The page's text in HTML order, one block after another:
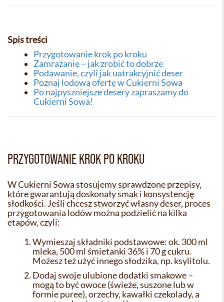
Spis treści
Przygotowanie krok po kroku
Zamrażanie – jak zrobić to dobrze
Podawanie, czyli jak uatrakcyjnić deser
Poznaj lodową ofertę w Cukierni Sowa
Po najpyszniejsze desery zapraszamy do
Cukierni Sowa!
PRZYGOTOWANIE KROK PO KROKU
W Cukierni Sowa stosujemy sprawdzone przepisy,
które gwarantują doskonały smak i konsystencję
słodkości. Jeśli chcesz stworzyć własny deser, proces
przygotowania lodów można podzielić na kilka
etapów, czyli:
Wymieszaj składniki podstawowe: ok. 300 ml
mleka, 500 ml śmietanki 36% i 70 g cukru.
Możesz też użyć innego słodzika, np. ksylitolu.
Dodaj swoje ulubione dodatki smakowe –
mogą to być owoce (świeże, suszone lub w
formie puree), orzechy, kawałki czekolady, a